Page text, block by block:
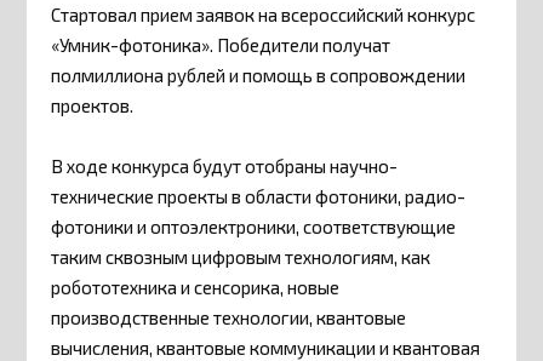
Стартовал прием заявок на всероссийский конкурс
«Умник-фотоника». Победители получат
полмиллиона рублей и помощь в сопровождении
проектов.
В ходе конкурса будут отобраны научно-
технические проекты в области фотоники, радио-
фотоники и оптоэлектроники, соответствующие
таким сквозным цифровым технологиям, как
робототехника и сенсорика, новые
производственные технологии, квантовые
вычисления, квантовые коммуникации и квантовая